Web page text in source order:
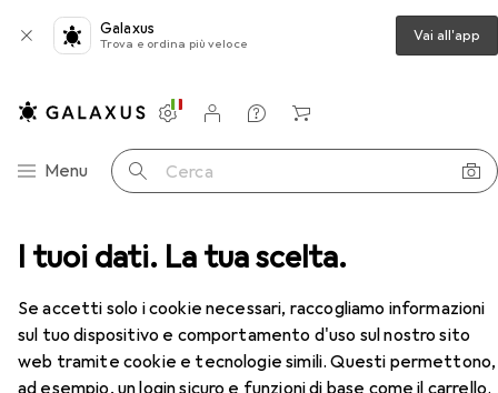
I tuoi dati. La tua scelta.
Se accetti solo i cookie necessari, raccogliamo informazioni
sul tuo dispositivo e comportamento d'uso sul nostro sito
web tramite cookie e tecnologie simili. Questi permettono,
ad esempio, un login sicuro e funzioni di base come il carrello.
Galaxus
Trova e ordina più veloce Vai all'app
Categoria Navigazione
Menu Cerca
Impostazioni
Conto cliente
Liste di confronto
Liste dei desideri
Carrello
Catena luminosa TOP Catena di luci a 4 colori
EUR
33,64 anziché37,90
TOPCatena di luci a 4 colori